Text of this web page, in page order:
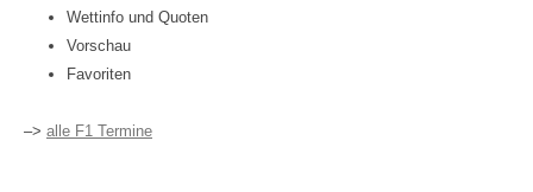
Wettinfo und Quoten
Vorschau
Favoriten
–> alle F1 Termine